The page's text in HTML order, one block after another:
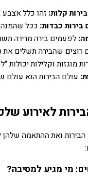
קלות: זהו כלל אצבע
בירות כבדות: ככל שהמנה
לפעמים בירה מרירה
שהבירה תשלים את
מוגזות וקלילות
עולם הבירות הוא עולם
לאירוע
ואת ההתאמה שלהן
מי מגיע למסיבה?